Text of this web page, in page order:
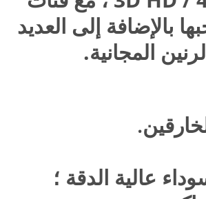
بالإضافة إلى العديد
المجانية.
عالية الدقة ؛